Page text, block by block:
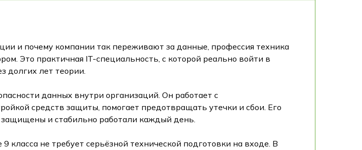
и почему компании так переживают за данные, профессия техника
Это практичная IT-специальность, с которой реально войти в
долгих лет теории.
данных внутри организаций. Он работает с
средств защиты, помогает предотвращать утечки и сбои. Его
и стабильно работали каждый день.
не требует серьёзной технической подготовки на входе. В